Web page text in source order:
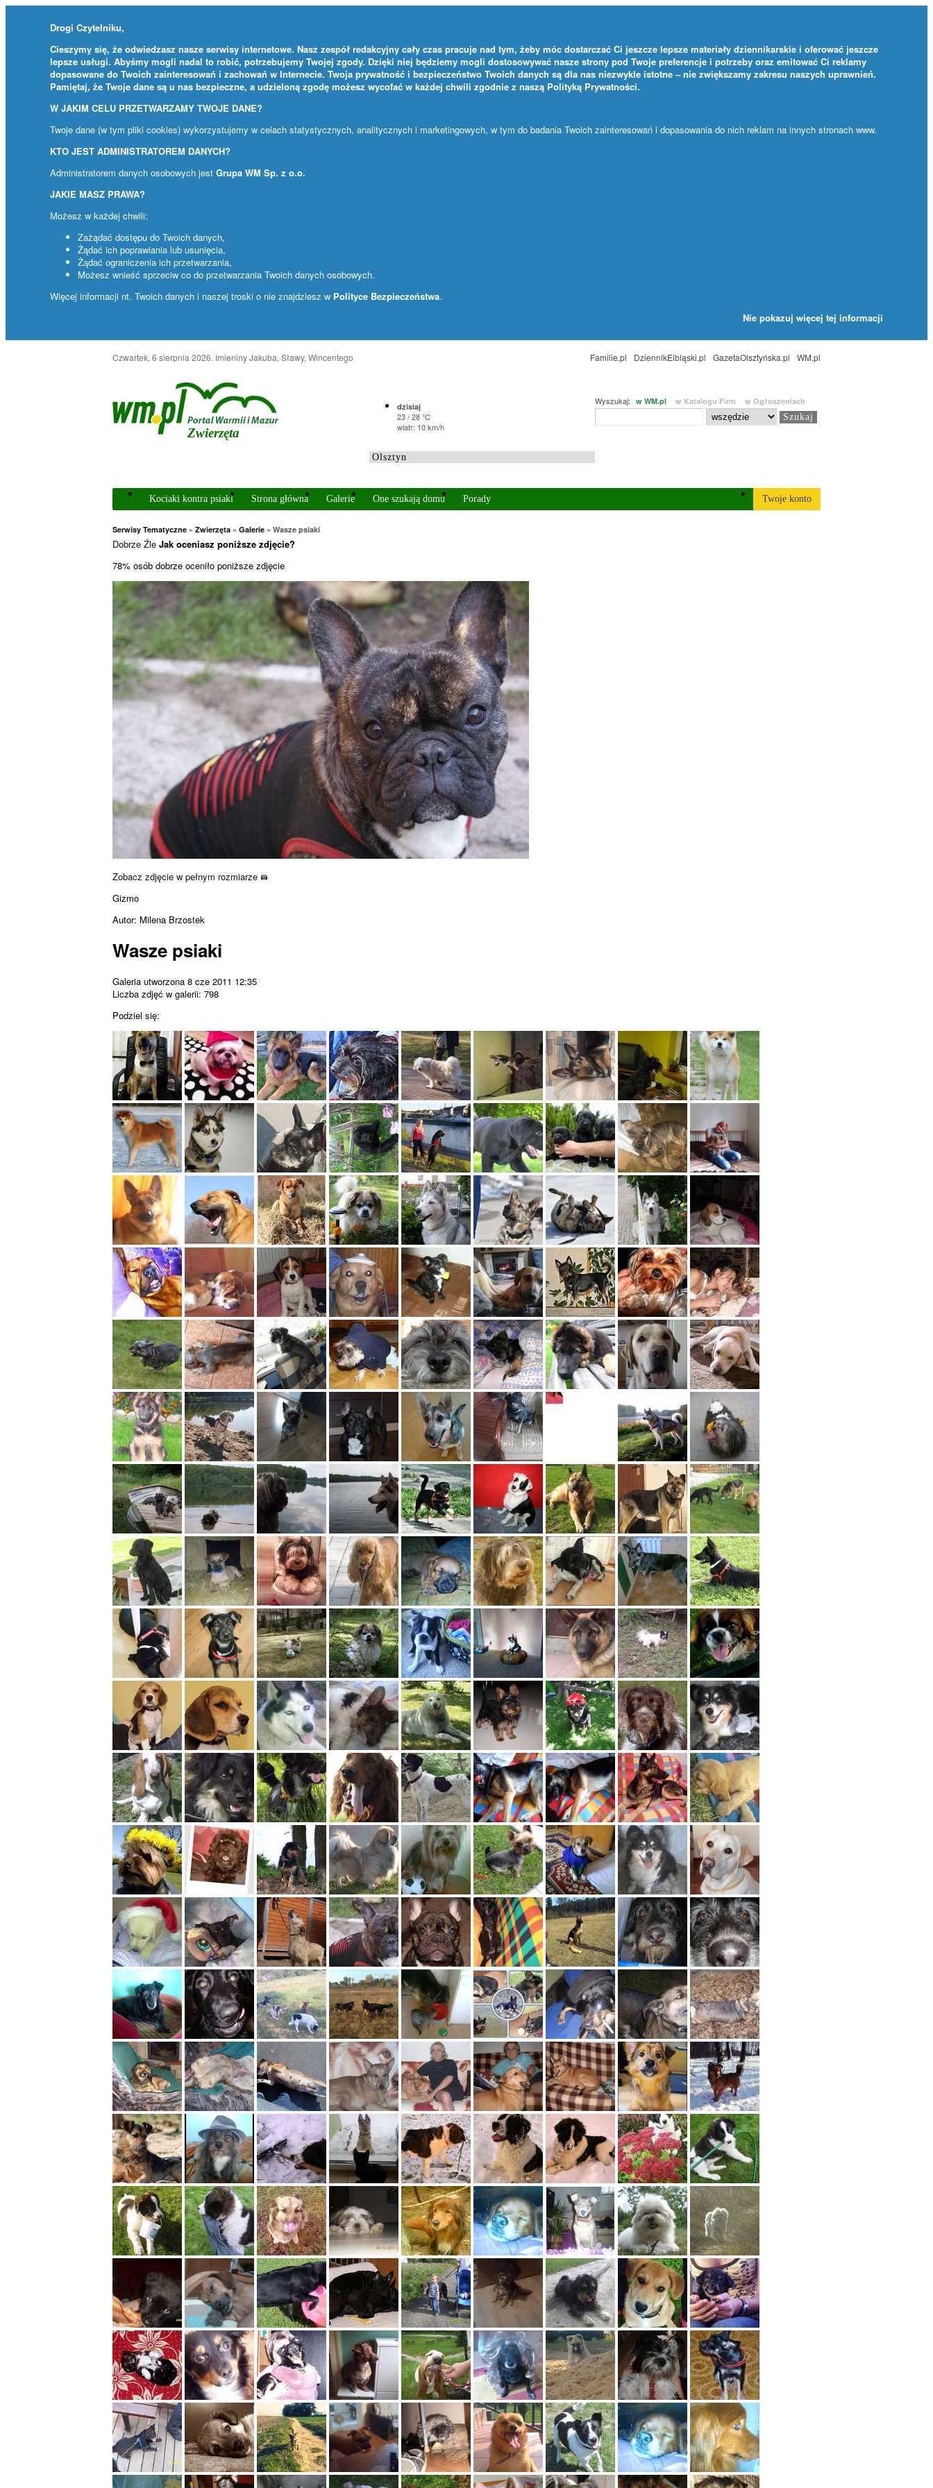
Drogi Czytelniku,
Cieszymy się, że odwiedzasz nasze serwisy internetowe. Nasz zespół redakcyjny cały czas pracuje nad tym, żeby móc dostarczać Ci jeszcze lepsze materiały dziennikarskie i oferować jeszcze
lepsze usługi. Abyśmy mogli nadal to robić, potrzebujemy Twojej zgody. Dzięki niej będziemy mogli dostosowywać nasze strony pod Twoje preferencje i potrzeby oraz emitować Ci reklamy
dopasowane do Twoich zainteresowań i zachowań w Internecie. Twoja prywatność i bezpieczeństwo Twoich danych są dla nas niezwykle istotne – nie zwiększamy zakresu naszych uprawnień.
Pamiętaj, że Twoje dane są u nas bezpieczne, a udzieloną zgodę możesz wycofać w każdej chwili zgodnie z naszą Polityką Prywatności.
W JAKIM CELU PRZETWARZAMY TWOJE DANE?
Twoje dane (w tym pliki cookies) wykorzystujemy w celach statystycznych, analitycznych i marketingowych, w tym do badania Twoich zainteresowań i dopasowania do nich reklam na innych stronach www.
KTO JEST ADMINISTRATOREM DANYCH?
Administratorem danych osobowych jest Grupa WM Sp. z o.o.
JAKIE MASZ PRAWA?
Możesz w każdej chwili:
Zażądać dostępu do Twoich danych,
Żądać ich poprawiania lub usunięcia,
Żądać ograniczenia ich przetwarzania,
Możesz wnieść sprzeciw co do przetwarzania Twoich danych osobowych.
Więcej informacji nt. Twoich danych i naszej troski o nie znajdziesz w Polityce Bezpieczeństwa.
Nie pokazuj więcej tej informacji
Czwartek, 6 sierpnia 2026. Imieniny Jakuba, Sławy, Wincentego WM.pl
GazetaOlsztyńska.pl
DziennikElbląski.pl
Familie.pl
Zwierzęta
Wyszukaj: w WM.pl w Katalogu Firm w Ogłoszeniach
dzisiaj
23 / 28 °C
wiatr: 10 km/h
Kociaki kontra psiaki Strona główna Galerie One szukają domu Porady Twoje konto
Serwisy Tematyczne » Zwierzęta » Galerie » Wasze psiaki
Dobrze Źle Jak oceniasz poniższe zdjęcie?
78% osób dobrze oceniło poniższe zdjęcie
Zobacz zdjęcie w pełnym rozmiarze
Gizmo
Autor: Milena Brzostek
Wasze psiaki
Galeria utworzona 8 cze 2011 12:35
Liczba zdjęć w galerii: 798
Podziel się: